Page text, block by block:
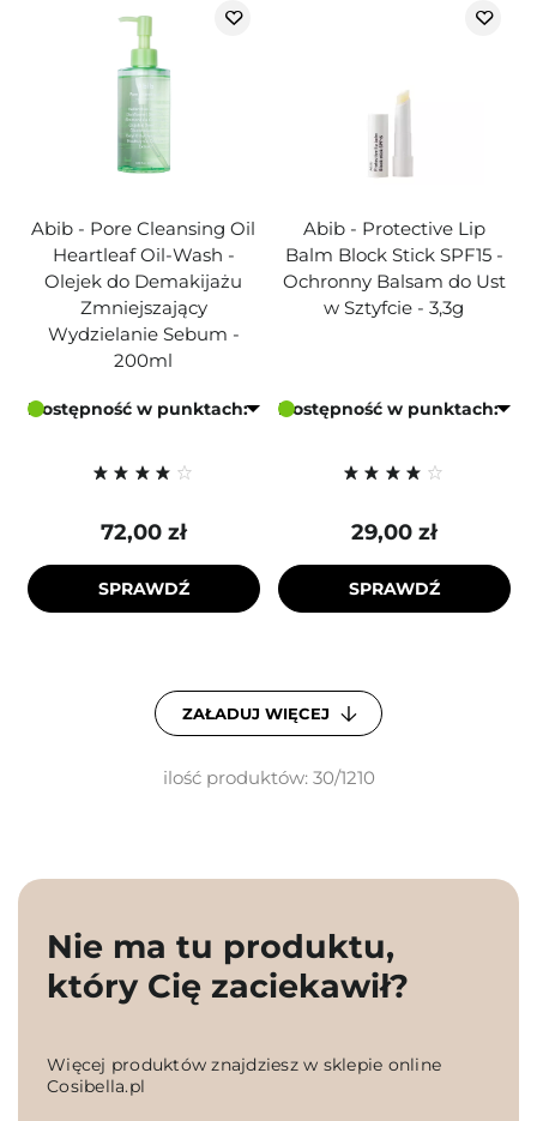
Abib - Pore Cleansing Oil
Heartleaf Oil-Wash -
Olejek do Demakijażu
Zmniejszający
Wydzielanie Sebum -
200ml
Dostępność w punktach:
72,00 zł
SPRAWDŹ
Abib - Protective Lip
Balm Block Stick SPF15 -
Ochronny Balsam do Ust
w Sztyfcie - 3,3g
Dostępność w punktach:
29,00 zł
SPRAWDŹ
ZAŁADUJ WIĘCEJ
ilość produktów: 30/1210
Nie ma tu produktu,
który Cię zaciekawił?
Więcej produktów znajdziesz w sklepie online
Cosibella.pl